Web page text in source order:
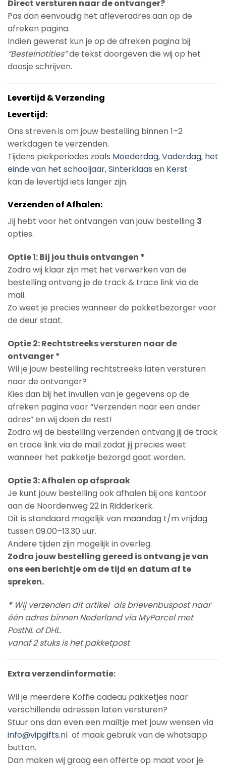
Direct versturen naar de ontvanger?
Pas dan eenvoudig het afleveradres aan op de
afreken pagina.
Indien gewenst kun je op de afreken pagina bij
“Bestelnotities”de tekst doorgeven die wij op het
doosje schrijven.
Levertijd & Verzending
Levertijd:
Ons streven is om jouw bestelling binnen 1–2
werkdagen te verzenden.
Tijdens piekperiodes zoals Moederdag,Vaderdag, het
einde van het schooljaar,Sinterklaas en Kerst
kan de levertijd iets langer zijn.
Verzenden of Afhalen:
Jij hebt voor het ontvangen van jouw bestelling 3
opties.
Optie 1: Bij jou thuis ontvangen *
Zodra wij klaar zijn met het verwerken van de
bestelling ontvang je de track & trace link via de
mail.
Zo weet je precies wanneer de pakketbezorger voor
de deur staat.
Optie 2: Rechtstreeks versturen naar de
ontvanger *
Wil je jouw bestelling rechtstreeks laten versturen
naar de ontvanger?
Kies dan bij het invullen van je gegevens op de
afreken pagina voor “Verzenden naar een ander
adres” en wij doen de rest!
Zodra wij de bestelling verzenden ontvang jij de track
en trace link via de mail zodat jij precies weet
wanneer het pakketje bezorgd gaat worden.
Optie 3: Afhalen op afspraak
Je kunt jouw bestelling ook afhalen bij ons kantoor
aan de Noordenweg 22 in Ridderkerk.
Dit is standaard mogelijk van maandag t/m vrijdag
tussen 09.00–13.30 uur.
Andere tijden zijn mogelijk in overleg.
Zodra jouw bestelling gereed is ontvang je van
ons een berichtje om de tijd en datum af te
spreken.
* Wij verzenden dit artikel als brievenbuspost naar
één adres binnen Nederland via MyParcel met
PostNL of DHL.
vanaf 2 stuks is het pakketpost
Extra verzendinformatie:
Wil je meerdere Koffie cadeau pakketjes naar
verschillende adressen laten versturen?
Stuur ons dan even een mailtje met jouw wensen via
info@vipgifts.nl of maak gebruik van de whatsapp
button.
Dan maken wij graag een offerte op maat voor je.